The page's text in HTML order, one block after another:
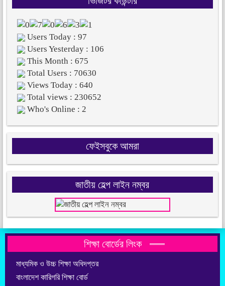
Users Today : 97
Users Yesterday : 106
This Month : 675
Total Users : 70630
Views Today : 640
Total views : 230652
Who's Online : 2
ফেইসবুকে আমরা
জাতীয় হেল্প লাইন নম্বর
শিক্ষা বোর্ডের লিংক
মাধ্যমিক ও উচ্চ শিক্ষা অধিদপ্তর
বাংলাদেশ কারিগরি শিক্ষা বোর্ড